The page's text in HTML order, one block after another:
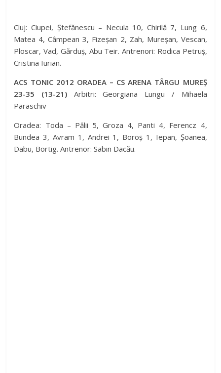
Cluj: Ciupei, Ștefănescu – Necula 10, Chirilă 7, Lung 6,
Matea 4, Câmpean 3, Fizeșan 2, Zah, Mureșan, Vescan,
Ploscar, Vad, Gărduș, Abu Teir. Antrenori: Rodica Petruș,
Cristina Iurian.
ACS TONIC 2012 ORADEA – CS ARENA TÂRGU MUREȘ
23-35 (13-21) Arbitri: Georgiana Lungu / Mihaela
Paraschiv
Oradea: Toda – Pălii 5, Groza 4, Panti 4, Ferencz 4,
Bundea 3, Avram 1, Andrei 1, Boroș 1, Iepan, Șoanea,
Dabu, Bortig. Antrenor: Sabin Dacău.